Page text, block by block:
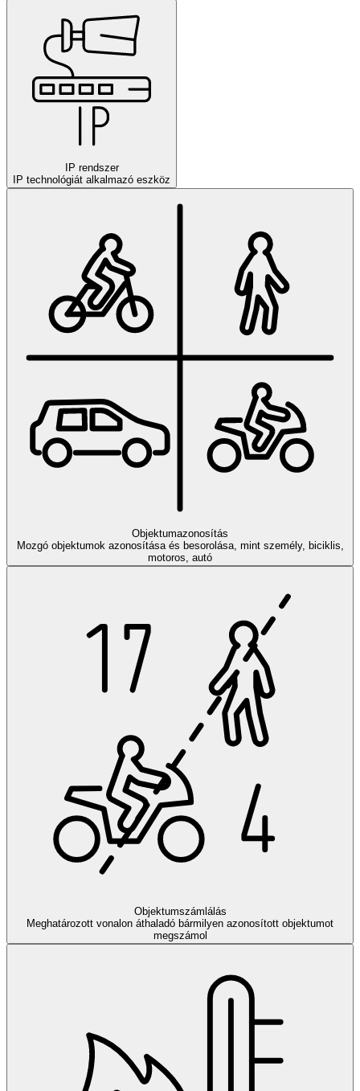
IP rendszer
IP technológiát alkalmazó eszköz
Objektumazonosítás
Mozgó objektumok azonosítása és besorolása, mint személy, biciklis,
motoros, autó
Objektumszámlálás
Meghatározott vonalon áthaladó bármilyen azonosított objektumot
megszámol